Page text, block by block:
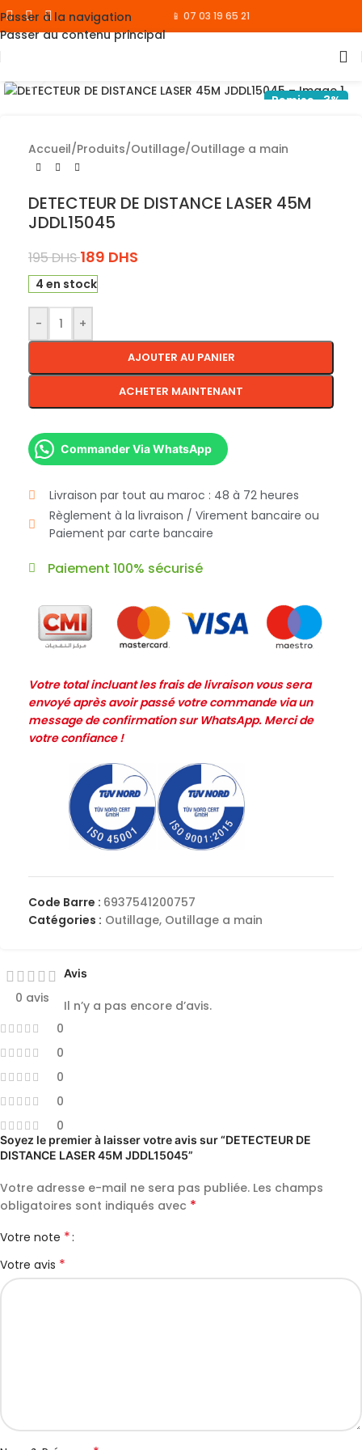
Passer à la navigation
Passer au contenu principal
📱 07 03 19 65 21
Remise -3%
Accueil/Produits/Outillage/Outillage a main
DETECTEUR DE DISTANCE LASER 45M
JDDL15045
195DHS 189 DHS
4 en stock
- +
AJOUTER AU PANIER
ACHETER MAINTENANT
Commander Via WhatsApp
Livraison par tout au maroc : 48 à 72 heures
Règlement à la livraison / Virement bancaire ou
Paiement par carte bancaire
Paiement 100% sécurisé
Votre total incluant les frais de livraison vous sera
envoyé après avoir passé votre commande via un
message de confirmation sur WhatsApp. Merci de
votre confiance !
Code Barre : 6937541200757
Catégories : Outillage, Outillage a main
0 avis
0
0
0
0
0
Avis
Il n’y a pas encore d’avis.
Soyez le premier à laisser votre avis sur “DETECTEUR DE
DISTANCE LASER 45M JDDL15045”
Votre adresse e-mail ne sera pas publiée. Les champs
obligatoires sont indiqués avec *
Votre note *
Votre avis *